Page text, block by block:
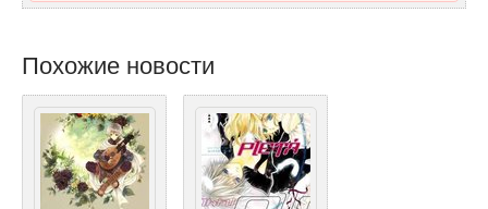
Похожие новости